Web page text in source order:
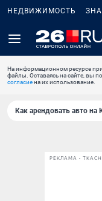
НЕДВИЖИМОСТЬ
На информационном ресурсе
файлы. Оставаясь на сайте, вы
согласиена их использование.
Как арендовать авто
РЕКЛАМА •